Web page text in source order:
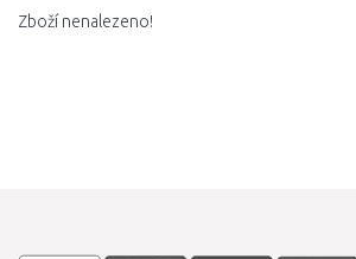
Zboží nenalezeno!